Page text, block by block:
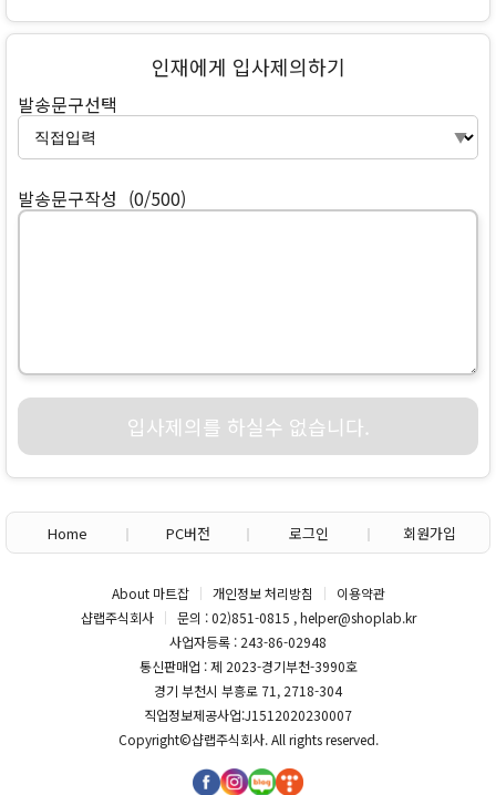
인재에게 입사제의하기
발송문구선택
발송문구작성 (0/500)
입사제의를 하실수 없습니다.
Home PC버전 로그인 회원가입
About 마트잡 개인정보 처리방침
이용약관
샵랩주식회사
문의 : 02)851-0815 , helper@shoplab.kr
사업자등록 : 243-86-02948
통신판매업 : 제 2023-경기부천-3990호
경기 부천시 부흥로 71, 2718-304
직업정보제공사업:J1512020230007
Copyright©샵랩주식회사. All rights reserved.